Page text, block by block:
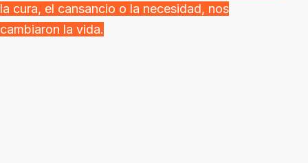
la cura, el cansancio o la necesidad, nos
cambiaron la vida.